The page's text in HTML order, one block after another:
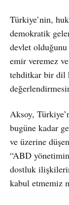
Türkiye’nin,
demokratik
devlet
emir veremez
tehditkar bir dil
Aksoy,
bugüne kadar
ve üzerine
“ABD
dostluk
kabul etmemiz